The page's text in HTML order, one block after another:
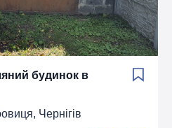
будинок в
Чернігів